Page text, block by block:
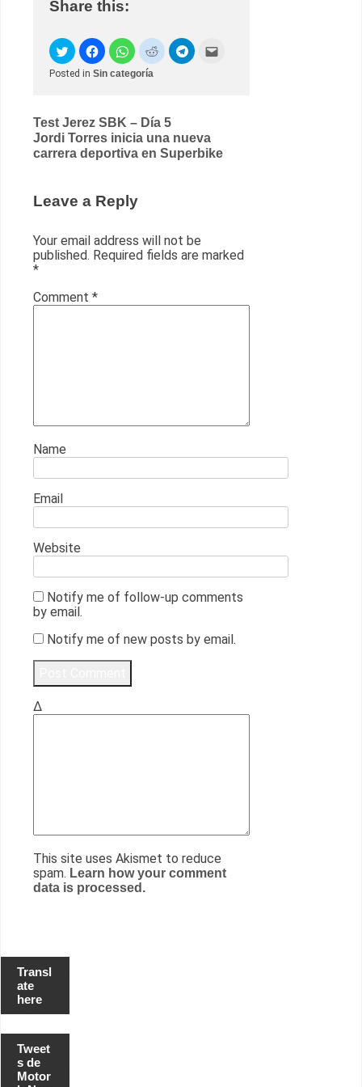
Share this:
Posted in Sin categoría
Post
navigation
Test Jerez SBK – Día 5
Jordi Torres inicia una nueva
carrera deportiva en Superbike
Leave a Reply
Your email address will not be
published. Required fields are marked
*
Comment *
Name
Email
Website
Notify me of follow-up comments
by email.
Notify me of new posts by email.
Δ
This site uses Akismet to reduce
spam. Learn how your comment
data is processed.
Transl
ate
here
Tweet
s de
Motor